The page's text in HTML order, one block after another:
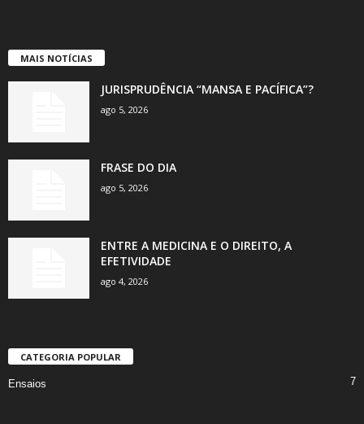
MAIS NOTÍCIAS
JURISPRUDÊNCIA “MANSA E PACÍFICA”?
ago 5, 2026
FRASE DO DIA
ago 5, 2026
ENTRE A MEDICINA E O DIREITO, A
EFETIVIDADE
ago 4, 2026
CATEGORIA POPULAR
Ensaios 7